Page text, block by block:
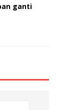
ganti